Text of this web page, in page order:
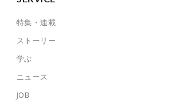
特集・連載
ストーリー
学ぶ
ニュース
JOB